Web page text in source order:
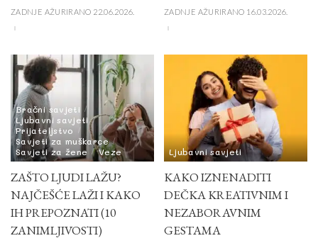
ZADNJE AŽURIRANO 22.06.2026. ZADNJE AŽURIRANO 16.03.2026.
Bračni savjeti
Ljubavni savjeti
Prijateljstvo
Savjeti za muškarce
Savjeti za žene
Veze
ZAŠTO LJUDI LAŽU?
NAJČEŠĆE LAŽI I KAKO
IH PREPOZNATI (10
ZANIMLJIVOSTI)
Ljubavni savjeti
KAKO IZNENADITI
DEČKA KREATIVNIM I
NEZABORAVNIM
GESTAMA